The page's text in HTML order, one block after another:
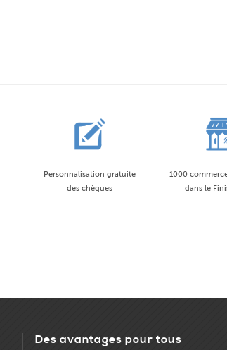
Personnalisation gratuite
des chèques
1000
dans le
Des avantages pour tous